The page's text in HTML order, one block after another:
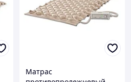
Матрас